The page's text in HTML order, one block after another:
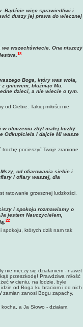
Bądźcie więc sprawiedliwi i
duszy jej prawa do wiecznej
we wszechświecie. Ona niszczy
18
Boga, który was woła,
gniewem, bluźniąc Mu.
dzieci, a nie wiecie o tym.
od Ciebie. Takiej miłości nie
w otoczeniu zbyt małej liczby
Odkupiciela i dajcie Mi wasze
pocieszyć Twoje zranione
od ofiarowania siebie i
i ofiary waszej, dla
ratowanie grzesznej ludzkości.
i spokoju rozmawiamy o
jestem Nauczycielem,
22
spokoju, których dziś nam tak
nie męczy się działaniem - nawet
przeszkodę! Prawdziwa miłość
w cieniu, na lodzie, byle
od Boga ku braciom i od nich
zamian zanosi Bogu zapachy,
a Ja Słowo - działam.